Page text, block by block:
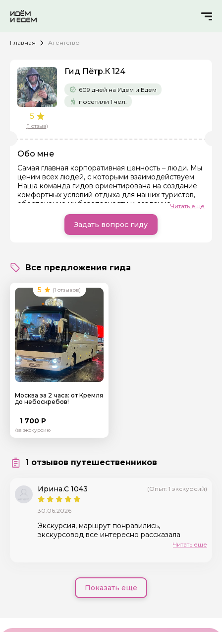
Главная Агентство
5
(1 отзыв)
Гид Пётр.К 124
609 дней на Идем и Едем
посетили 1 чел.
Обо мне
Самая главная корпоративная ценность – люди. Мы
ценим всех людей, с которыми взаимодействуем.
Наша команда гидов ориентирована на создание
комфортных условий отдыха для наших туристов,
обеспечение их безопасности и создание
хорошего настроения. Выстраивание экологичных
отношений внутри коллектива, а вследствие и с
потребителями, и партнерами является
Читать еще
Задать вопрос гиду
Все предложения гида
5 (1 отзывов)
Москва за 2 часа: от Кремля
до небоскребов!
1 700 Р
/за экскурсию
1 отзывов путешественников
Ирина.С 1043 (Опыт: 1 экскурсий)
30.06.2026
Экскурсия, маршрут понравились,
экскурсовод все интересно рассказала
Читать еще
Показать еще
Как вас зовут
Ваша электронная почта
Ваш номер телефона
Вопросы и комментарии
задать
Я даю своё согласие на обработку персональных